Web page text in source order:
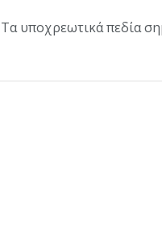
Τα υποχρεωτικά πεδία